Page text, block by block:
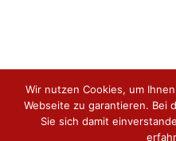
Wir nutzen Cookies, um
Webseite zu garantieren. Bei
Sie sich damit